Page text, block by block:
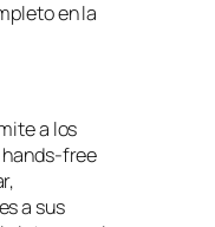
en la
a los
free
a sus